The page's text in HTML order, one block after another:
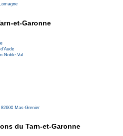
et-Garonne
Noble-Val
82600 Mas-Grenier
du Tarn-et-Garonne